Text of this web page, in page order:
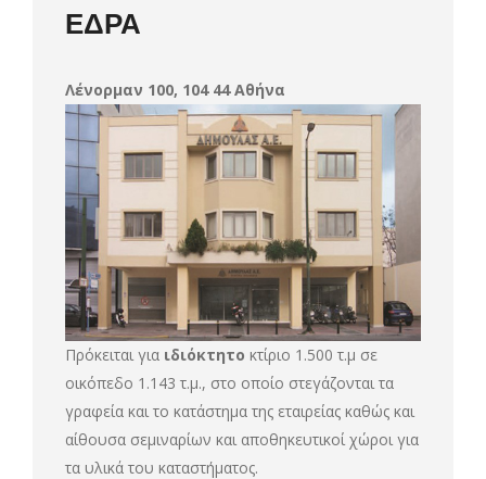
ΕΔΡΑ
Λένορμαν 100, 104 44 Αθήνα
Πρόκειται για ιδιόκτητο κτίριο 1.500 τ.μ σε
οικόπεδο 1.143 τ.μ., στο οποίο στεγάζονται τα
γραφεία και το κατάστημα της εταιρείας καθώς και
αίθουσα σεμιναρίων και αποθηκευτικοί χώροι για
τα υλικά του καταστήματος.